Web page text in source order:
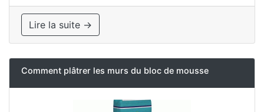
Lire la suite →
Comment plâtrer les murs du bloc de mousse